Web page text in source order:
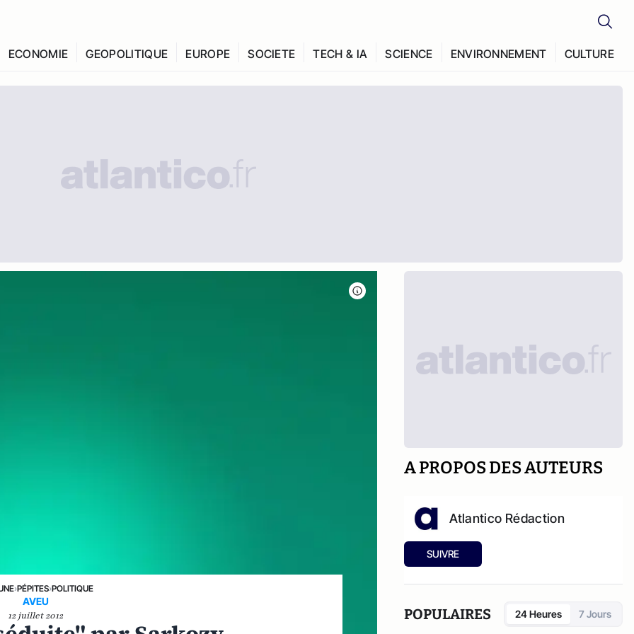
ECONOMIE GEOPOLITIQUE EUROPE SOCIETE TECH & IA SCIENCE ENVIRONNEMENT CULTURE
›PÉPITES›POLITIQUE
AVEU
12 juillet 2012
A PROPOS DES AUTEURS
Atlantico Rédaction
SUIVRE
POPULAIRES 24 Heures 7 Jours